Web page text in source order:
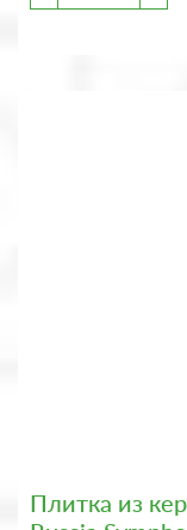
Плитка из